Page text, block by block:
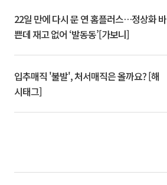
22일 만에 다시 문 연 홈플러스…정상화 바
쁜데 재고 없어 ‘발동동’[가보니]
입추매직 '불발', 처서매직은 올까요? [해
시태그]